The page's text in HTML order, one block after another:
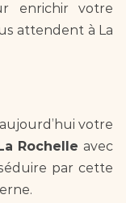
enrichir votre
attendent à La
Rochelle avec
par cette